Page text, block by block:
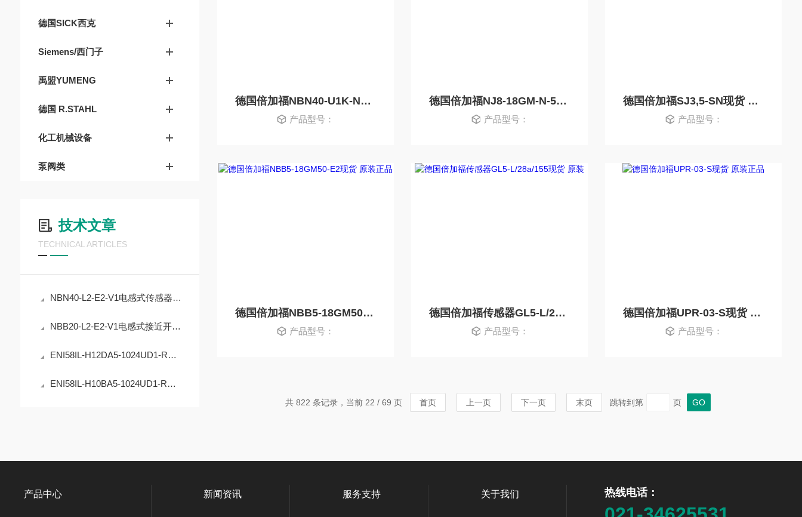
德国SICK西克
Siemens/西门子
禹盟YUMENG
德国 R.STAHL
化工机械设备
泵阀类
技术文章
TECHNICAL ARTICLES
NBN40-L2-E2-V1电感式传感器的精度稳定性提升
NBB20-L2-E2-V1电感式接近开关的工业自动化应用
ENI58IL-H12DA5-1024UD1-RC1编码器在工业定位中的应用
ENI58IL-H10BA5-1024UD1-RC1编码器的原理与应用
德国倍加福NBN40-U1K-N0-V1现货 原装正品
产品型号：
德国倍加福NJ8-18GM-N-5M现货 原装正品
产品型号：
德国倍加福SJ3,5-SN现货 原装正品
产品型号：
德国倍加福NBB5-18GM50-E2现货 原装正品
产品型号：
德国倍加福传感器GL5-L/28a/155现货 原装
产品型号：
德国倍加福UPR-03-S现货 原装正品
产品型号：
共 822 条记录，当前 22 / 69 页 首页 上一页 下一页 末页 跳转到第 页
热线电话：
产品中心 新闻资讯 服务支持 关于我们